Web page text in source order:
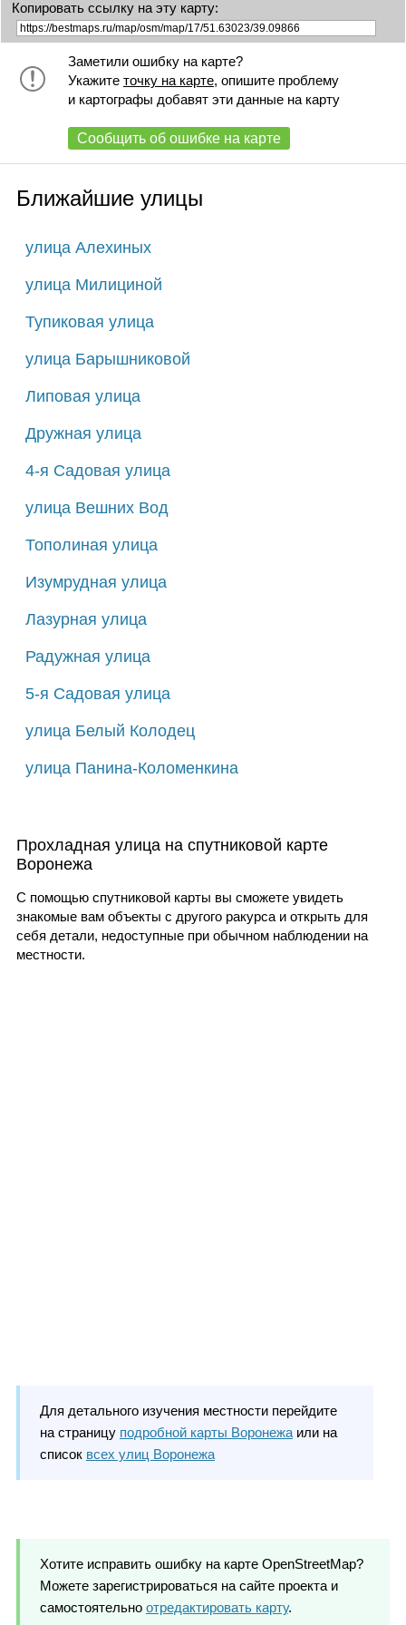
Копировать ссылку на эту карту:
Заметили ошибку на карте?
Укажите точку на карте, опишите проблему
и картографы добавят эти данные на карту
Сообщить об ошибке на карте
Ближайшие улицы
улица Алехиных
улица Милициной
Тупиковая улица
улица Барышниковой
Липовая улица
Дружная улица
4-я Садовая улица
улица Вешних Вод
Тополиная улица
Изумрудная улица
Лазурная улица
Радужная улица
5-я Садовая улица
улица Белый Колодец
улица Панина-Коломенкина
Прохладная улица на спутниковой карте
Воронежа
С помощью спутниковой карты вы сможете увидеть
знакомые вам объекты с другого ракурса и открыть для
себя детали, недоступные при обычном наблюдении на
местности.
Для детального изучения местности перейдите
на страницу подробной карты Воронежаили на
список всех улиц Воронежа
Хотите исправить ошибку на карте OpenStreetMap?
Можете зарегистрироваться на сайте проекта и
самостоятельно отредактировать карту.